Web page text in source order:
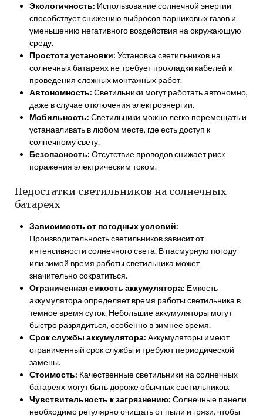
Экологичность: Использование солнечной энергии
способствует снижению выбросов парниковых газов и
уменьшению негативного воздействия на окружающую
среду.
Простота установки: Установка светильников на
солнечных батареях не требует прокладки кабелей и
проведения сложных монтажных работ.
Автономность: Светильники могут работать автономно,
даже в случае отключения электроэнергии.
Мобильность: Светильники можно легко перемещать и
устанавливать в любом месте, где есть доступ к
солнечному свету.
Безопасность: Отсутствие проводов снижает риск
поражения электрическим током.
Недостатки светильников на солнечных
батареях
Зависимость от погодных условий:
Производительность светильников зависит от
интенсивности солнечного света. В пасмурную погоду
или зимой время работы светильника может
значительно сократиться.
Ограниченная емкость аккумулятора: Емкость
аккумулятора определяет время работы светильника в
темное время суток. Небольшие аккумуляторы могут
быстро разрядиться, особенно в зимнее время.
Срок службы аккумулятора: Аккумуляторы имеют
ограниченный срок службы и требуют периодической
замены.
Стоимость: Качественные светильники на солнечных
батареях могут быть дороже обычных светильников.
Чувствительность к загрязнению: Солнечные панели
необходимо регулярно очищать от пыли и грязи, чтобы